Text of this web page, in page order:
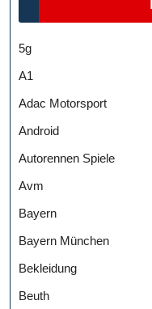
5g
A1
Adac Motorsport
Android
Autorennen Spiele
Avm
Bayern
Bayern München
Bekleidung
Beuth